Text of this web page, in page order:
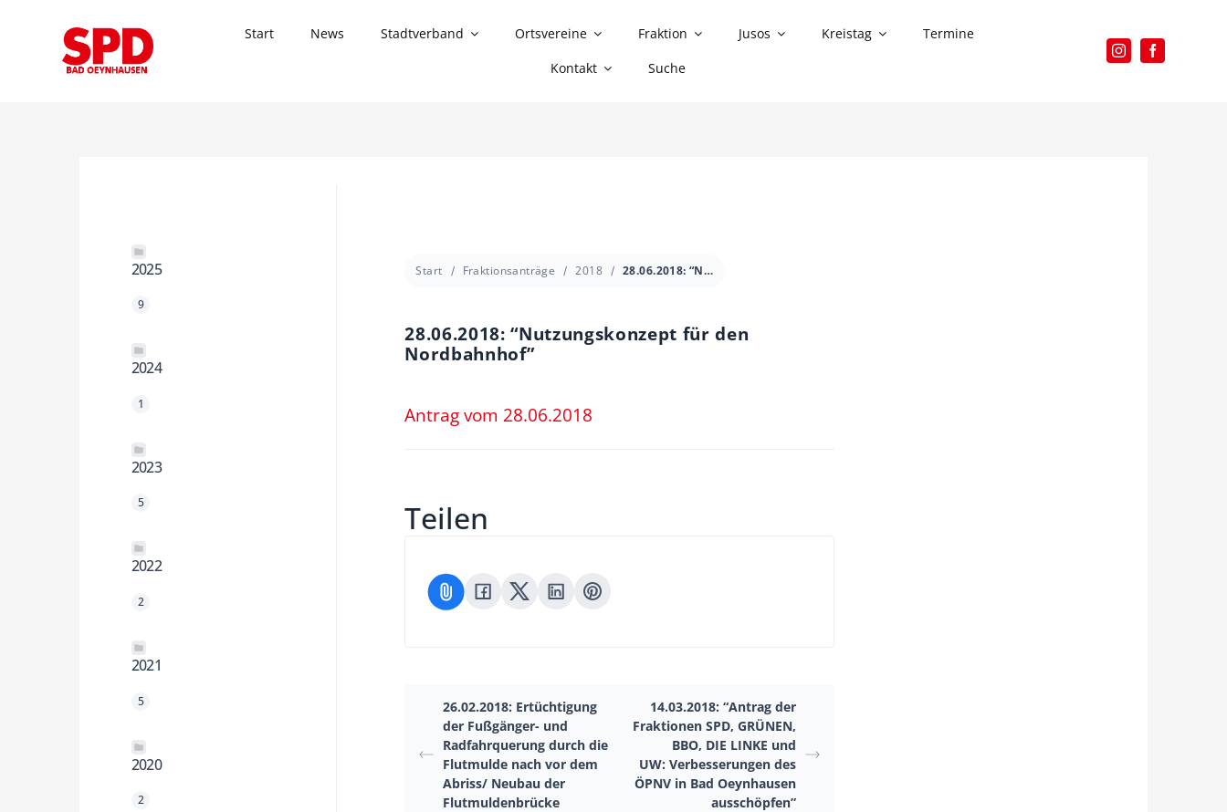
Start News Stadtverband Ortsvereine Fraktion Jusos Kreistag
Termine
Kontakt
Suche
2025
9
2024
1
2023
5
2022
2
2021
5
2020
2
Start Fraktionsanträge 2018 28.06.2018: “Nutzungskonzept für den Nordbahnhof”
28.06.2018: “Nutzungskonzept für den
Nordbahnhof”
Antrag vom 28.06.2018
Teilen
26.02.2018: Ertüchtigung
der Fußgänger- und
Radfahrquerung durch die
Flutmulde nach vor dem
Abriss/ Neubau der
Flutmuldenbrücke
14.03.2018: “Antrag der
Fraktionen SPD, GRÜNEN,
BBO, DIE LINKE und
UW: Verbesserungen des
ÖPNV in Bad Oeynhausen
ausschöpfen”